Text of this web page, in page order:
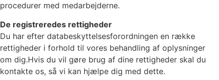
procedurer med medarbejderne.
De registreredes rettigheder
Du har efter databeskyttelsesforordningen en række
rettigheder i forhold til vores behandling af oplysninger
om dig.Hvis du vil gøre brug af dine rettigheder skal du
kontakte os, så vi kan hjælpe dig med dette.